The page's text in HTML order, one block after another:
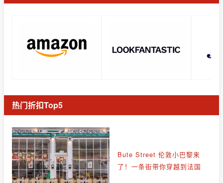
热门折扣Top5
Bute Street 伦敦小巴黎来
了！一条街带你穿越到法国